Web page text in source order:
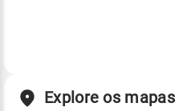
Explore os mapas